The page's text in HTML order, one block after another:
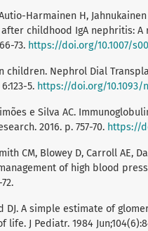
Harmainen H,
childhood IgA nephritis:
73. https://doi.org/10.1007/
children. Nephrol Dial
5. https://doi.org/10.1093/
e Silva AC.
2016. p. 757-70. https://
CM, Blowey D, Carroll AE,
of high blood
DJ. A simple estimate of
J Pediatr. 1984